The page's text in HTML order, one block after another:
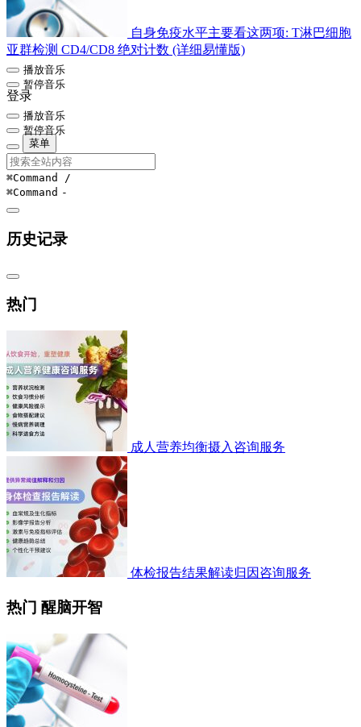
自身免疫水平主要看这两项: T淋巴细胞
亚群检测 CD4/CD8 绝对计数 (详细易懂版)
播放音乐
暂停音乐
登录
播放音乐
暂停音乐
菜单
⌘Command /
⌘Command -
历史记录
热门
成人营养均衡摄入咨询服务
体检报告结果解读归因咨询服务
热门 醒脑开智